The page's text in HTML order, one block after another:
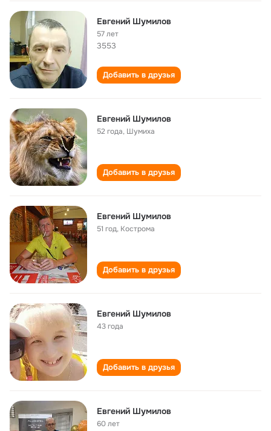
Евгений Шумилов
57 лет
3553
Добавить в друзья
Евгений Шумилов
52 года, Шумиха
Добавить в друзья
Евгений Шумилов
51 год, Кострома
Добавить в друзья
Евгений Шумилов
43 года
Добавить в друзья
Евгений Шумилов
60 лет